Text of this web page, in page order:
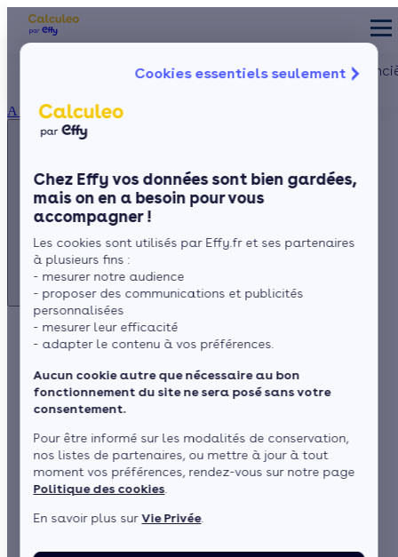
Cookies essentiels seulement
Chez Effy vos données sont bien gardées,
mais on en a besoin pour vous
accompagner !
Les cookies sont utilisés par Effy.fr et ses partenaires
à plusieurs fins :
- mesurer notre audience
- proposer des communications et publicités
personnalisées
- mesurer leur efficacité
- adapter le contenu à vos préférences.
Aucun cookie autre que nécessaire au bon
fonctionnement du site ne sera posé sans votre
consentement.
Pour être informé sur les modalités de conservation,
nos listes de partenaires, ou mettre à jour à tout
moment vos préférences, rendez-vous sur notre page
Politique des cookies.
En savoir plus surVie Privée.
À propos
du lundi au vendredi -
3456
Les aides
Ma Prime
Le chèque
Appelez-nous !
du lundi au vendredi - 8h à 19h
3456
Service gratuit
+ prix appel
Questions pratiques sur le
CITE